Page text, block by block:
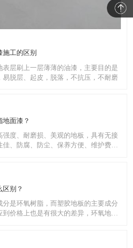
施工的区别
层刷上一层薄薄的油漆，主要目的是
易脱层、起皮，脱落，不抗压，不耐磨
地面漆？
度、耐磨损、美观的地板，具有无接
、防腐、防尘、保养方便、维护费用
区别？
是环氧树脂，而塑胶地板的主要成分
到价格上也是有很大的差异，环氧地坪